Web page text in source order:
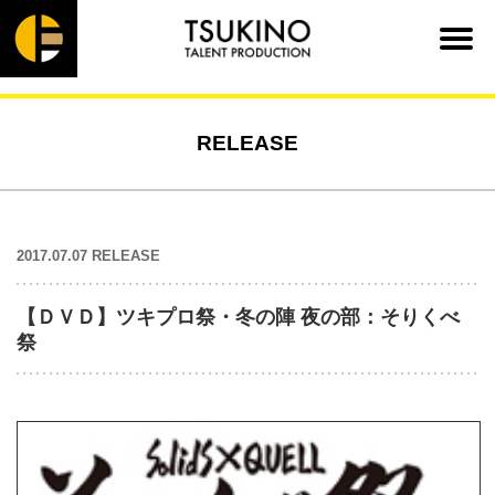
RELEASE
2017.07.07 RELEASE
【ＤＶＤ】ツキプロ祭・冬の陣 夜の部：そりくべ
祭